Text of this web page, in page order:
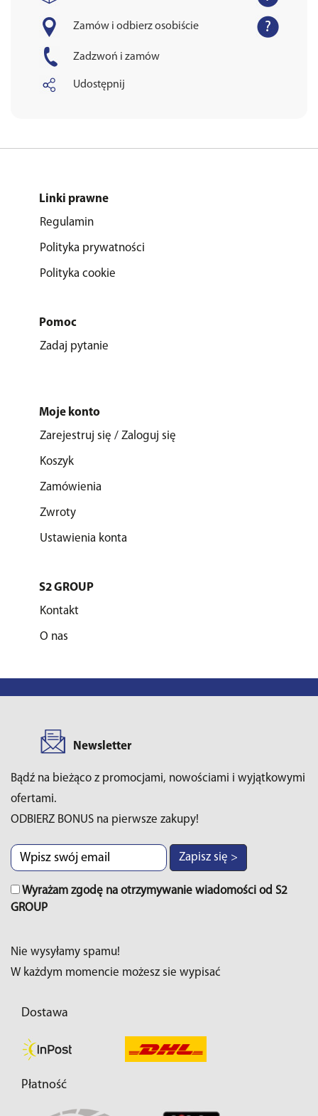
Zamów i odbierz osobiście
Zadzwoń i zamów
Udostępnij
Linki prawne
Regulamin
Polityka prywatności
Polityka cookie
Pomoc
Zadaj pytanie
Moje konto
Zarejestruj się / Zaloguj się
Koszyk
Zamówienia
Zwroty
Ustawienia konta
S2 GROUP
Kontakt
O nas
Newsletter
Bądź na bieżąco z promocjami, nowościami i wyjątkowymi
ofertami.
ODBIERZ BONUS na pierwsze zakupy!
Zapisz się >
Wyrażam zgodę na otrzymywanie wiadomości od S2
GROUP
Nie wysyłamy spamu!
W każdym momencie możesz sie wypisać
Dostawa
Płatność